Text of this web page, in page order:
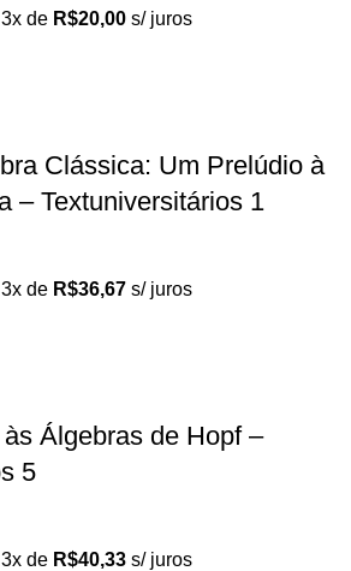
de R$20,00 s/ juros
Clássica: Um Prelúdio à
– Textuniversitários 1
de R$36,67 s/ juros
Álgebras de Hopf –
5
de R$40,33 s/ juros